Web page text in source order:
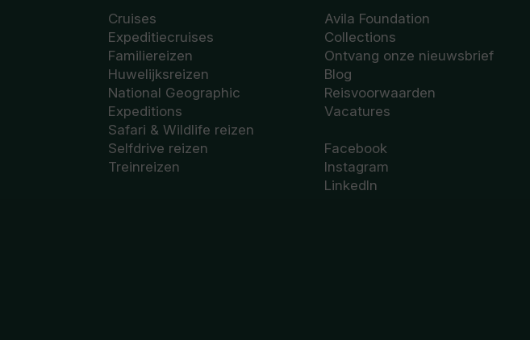
Cruises
Expeditiecruises
Familiereizen
Huwelijksreizen
National Geographic
Expeditions
Safari & Wildlife reizen
Selfdrive reizen
Treinreizen
Avila Foundation
Collections
Ontvang onze nieuwsbrief
Blog
Reisvoorwaarden
Vacatures
Facebook
Instagram
LinkedIn